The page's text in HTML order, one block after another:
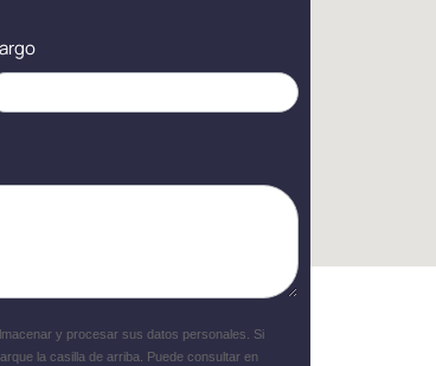
y procesar sus datos personales. Si
la casilla de arriba. Puede consultar en